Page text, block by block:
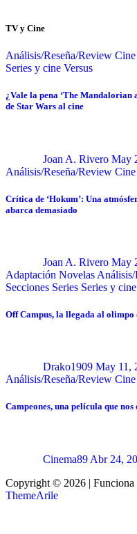
TV y Cine
Análisis/Reseña/Review Cine
Series y cine Versus
¿Vale la pena ‘The Mandalorian
de Star Wars al cine
Joan A. Rivero May
Análisis/Reseña/Review Cine
Crítica de ‘Hokum’: Una
abarca demasiado
Joan A. Rivero May
Adaptación Novelas Análisis/
Secciones Series Series y cine
Off Campus, la llegada al olimpo
Drako1909 May 11,
Análisis/Reseña/Review Cine
Campeones, una película que
Cinema89 Abr 24,
Copyright © 2026 | Funciona
ThemeArile